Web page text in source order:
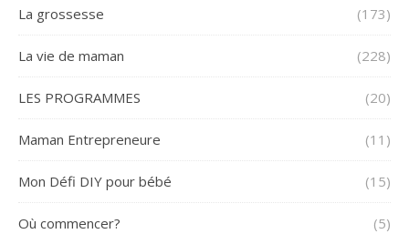
La grossesse (173)
La vie de maman (228)
LES PROGRAMMES (20)
Maman Entrepreneure (11)
Mon Défi DIY pour bébé (15)
Où commencer? (5)